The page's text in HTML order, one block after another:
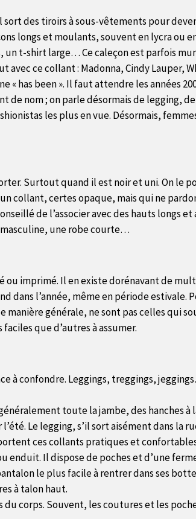
des tiroirs à sous-vêtements pour
longs et moulants, souvent en lycra ou
t-shirt large… Ce caleçon est parfois
avec ce collant : Madonna, Cindy Lauper,
« has been ». Il faut attendre les années
nom ; on parle désormais de legging, de
les plus en vue. Désormais,
Surtout quand il est noir et uni. On le
collant, certes opaque, mais qui ne
de l’associer avec des hauts longs et
une robe courte…
imprimé. Il en existe dorénavant de
dans l’année, même en période estivale.
générale, ne sont pas celles qui
que d’autres à assumer.
à confondre. Leggings, treggings,
toute la jambe, des hanches
Le legging, s’il sort aisément dans la
ces collants pratiques et
Il dispose de poches et d’une
le plus facile à rentrer dans ses
à talon haut.
corps. Souvent, les coutures et les